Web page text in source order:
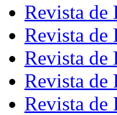
Revista de
Revista de
Revista de
Revista de
Revista de